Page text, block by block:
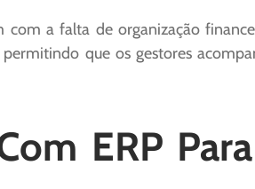
com a falta de organização
que os gestores
ERP